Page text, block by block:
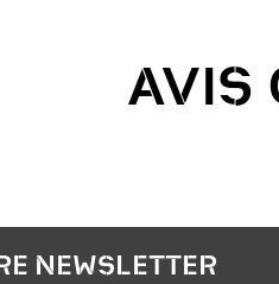
AVIS
NEWSLETTER